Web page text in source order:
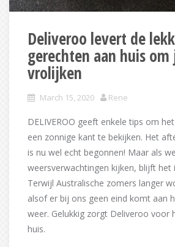
Deliveroo levert de
gerechten aan huis
vrolijken
March 15, 2020 Rene
DELIVEROO geeft enkele tips om
een zonnige kant te bekijken. Het
is nu wel echt begonnen! Maar als
weersverwachtingen kijken, blijft het
Terwijl Australische zomers langer
alsof er bij ons geen eind komt aan
weer. Gelukkig zorgt Deliveroo voor
huis.